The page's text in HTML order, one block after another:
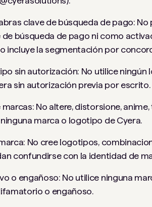
clave de búsqueda de pago:
búsqueda de pago ni como
incluye la segmentación por
sin autorización: No utilice
sin autorización previa por escrito.
No altere, distorsione,
marca o logotipo de Cyera.
No cree logotipos,
confundirse con la identidad de
o engañoso: No utilice ninguna
o engañoso.